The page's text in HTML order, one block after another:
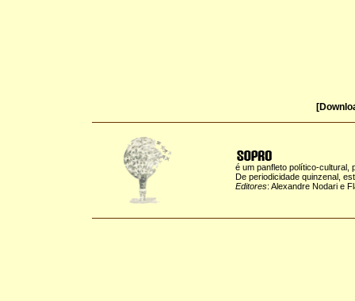
é um panfleto político-cultural,
De periodicidade quinzenal,
Editores: Alexandre Nodari e